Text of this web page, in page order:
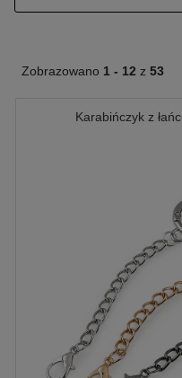
Zobrazowano 1 - 12 z 53
Karabińczyk z